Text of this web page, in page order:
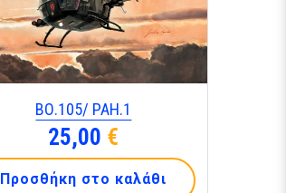
ΒΟ.105/ ΡΑΗ.1
25,00 €
Προσθήκη στο καλάθι